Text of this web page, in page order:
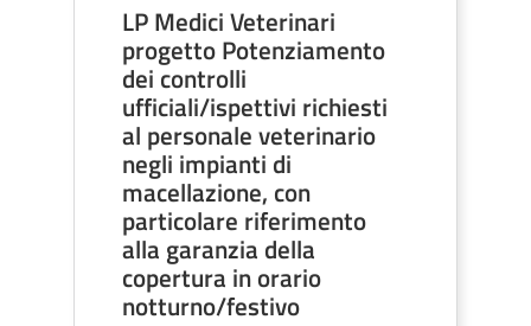
LP Medici Veterinari
progetto Potenziamento
dei controlli
ufficiali/ispettivi richiesti
al personale veterinario
negli impianti di
macellazione, con
particolare riferimento
alla garanzia della
copertura in orario
notturno/festivo